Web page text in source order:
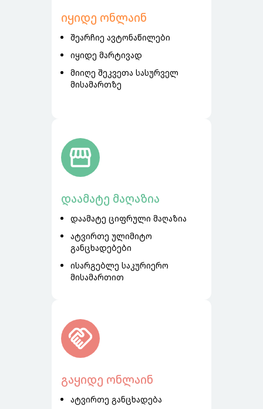
იყიდე ონლაინ
შეარჩიე ავტონაწილები
იყიდე მარტივად
მიიღე შეკვეთა სასურველ
მისამართზე
დაამატე მაღაზია
დაამატე ციფრული მაღაზია
ატვირთე ულიმიტო
განცხადებები
ისარგებლე საკურიერო
მისამართით
გაყიდე ონლაინ
ატვირთე განცხადება